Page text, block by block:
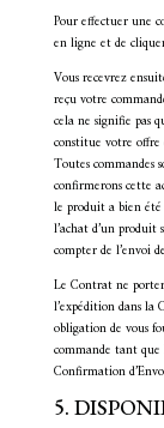
Pour effectuer une
en ligne et de
Vous recevrez
reçu votre
cela ne signifie pas
constitue votre offre
Toutes commandes
confirmerons cette
le produit a bien
l’achat d’un
compter de l’envoi
Le Contrat ne
l’expédition dans la
obligation de vous
commande tant que
Confirmation
5.